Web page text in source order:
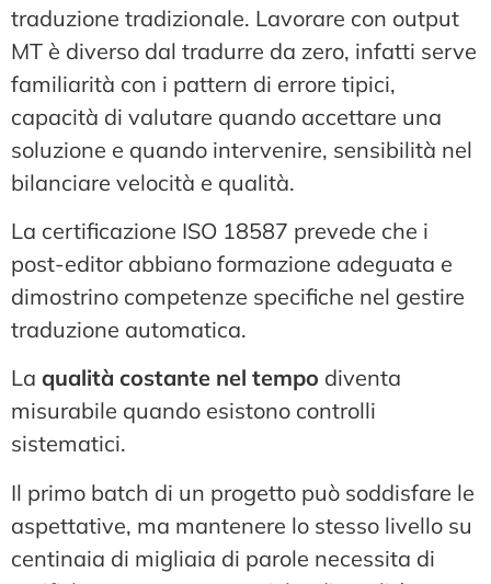
traduzione tradizionale. Lavorare con output
MT è diverso dal tradurre da zero, infatti serve
familiarità con i pattern di errore tipici,
capacità di valutare quando accettare una
soluzione e quando intervenire, sensibilità nel
bilanciare velocità e qualità.
La certificazione ISO 18587 prevede che i
post-editor abbiano formazione adeguata e
dimostrino competenze specifiche nel gestire
traduzione automatica.
La qualità costante nel tempo diventa
misurabile quando esistono controlli
sistematici.
Il primo batch di un progetto può soddisfare le
aspettative, ma mantenere lo stesso livello su
centinaia di migliaia di parole necessita di